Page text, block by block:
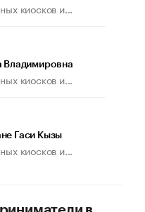
Как живет глава
киосков и...
Владимировна
киосков и...
Гаси Кызы
киосков и...